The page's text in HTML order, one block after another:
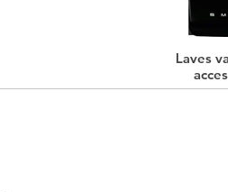
Laves